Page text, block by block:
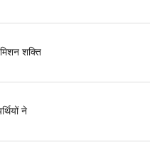
शक्ति
ने